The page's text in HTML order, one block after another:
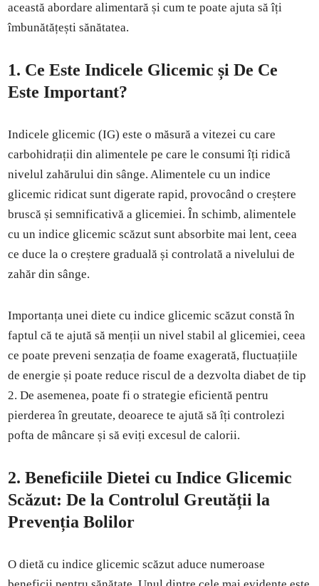
această abordare alimentară și cum te poate ajuta să îți
îmbunătățești sănătatea.
1. Ce Este Indicele Glicemic și De Ce
Este Important?
Indicele glicemic (IG) este o măsură a vitezei cu care
carbohidrații din alimentele pe care le consumi îți ridică
nivelul zahărului din sânge. Alimentele cu un indice
glicemic ridicat sunt digerate rapid, provocând o creștere
bruscă și semnificativă a glicemiei. În schimb, alimentele
cu un indice glicemic scăzut sunt absorbite mai lent, ceea
ce duce la o creștere graduală și controlată a nivelului de
zahăr din sânge.
Importanța unei diete cu indice glicemic scăzut constă în
faptul că te ajută să menții un nivel stabil al glicemiei, ceea
ce poate preveni senzația de foame exagerată, fluctuațiile
de energie și poate reduce riscul de a dezvolta diabet de tip
2. De asemenea, poate fi o strategie eficientă pentru
pierderea în greutate, deoarece te ajută să îți controlezi
pofta de mâncare și să eviți excesul de calorii.
2.Beneficiile Dietei cu Indice Glicemic
Scăzut: De la Controlul Greutății la
Prevenția Bolilor
O dietă cu indice glicemic scăzut aduce numeroase